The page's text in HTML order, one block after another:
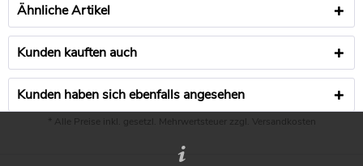
Ähnliche Artikel
Kunden kauften auch
Kunden haben sich ebenfalls angesehen
* Alle Preise inkl. gesetzl. Mehrwertsteuer zzgl. Versandkosten